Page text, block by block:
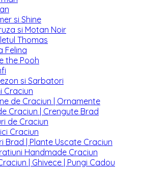
si Shine
si Motan Noir
Thomas
Felina
the Pooh
si Sarbatori
Craciun
de Craciun | Ornamente
Craciun | Crengute Brad
de Craciun
Craciun
Brad | Plante Uscate Craciun
Handmade Craciun
| Ghivece | Pungi Cadou